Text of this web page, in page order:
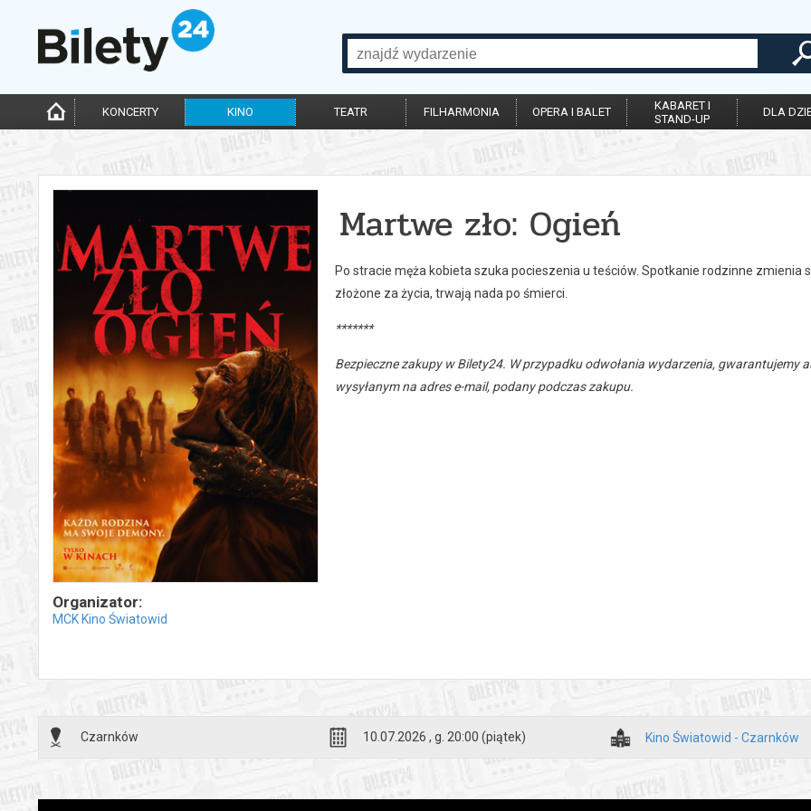
KONCERTY KINO TEATR FILHARMONIA OPERA I BALET
KABARET I
STAND-UP
DLA
Organizator:
MCK Kino Światowid
Martwe zło: Ogień
Po stracie męża kobieta szuka pocieszenia u teściów. Spotkanie rodzinne zmienia
złożone za życia, trwają nada po śmierci.
*******
Bezpieczne zakupy w Bilety24. W przypadku odwołania wydarzenia,
wysyłanym na adres e-mail, podany podczas zakupu.
Czarnków 10.07.2026 , g. 20:00 (piątek) Kino Światowid - Czarnków